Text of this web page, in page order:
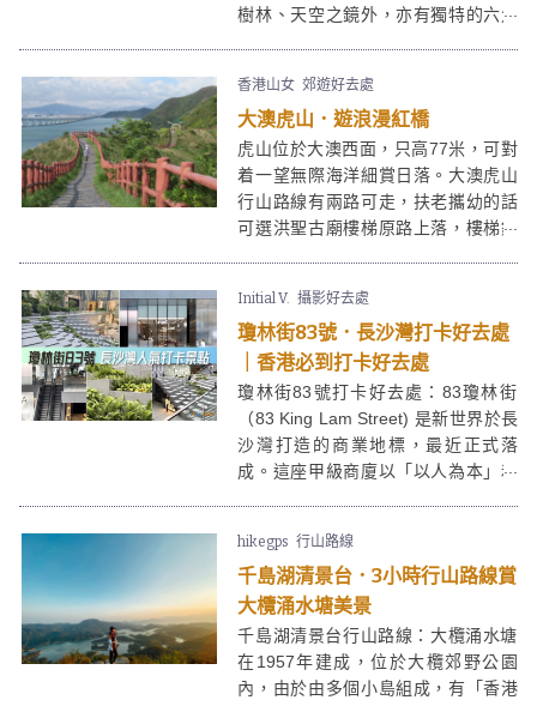
樹林、天空之鏡外，亦有獨特的六角
拍日落的熱選景點。而在下白泥旁邊
的鴨仔坑士多，裝修也是心思十足，
在這裏渡過一個黃昏絕對是「目不瑕
給」！
香港山女 郊遊好去處
大澳虎山．遊浪漫紅橋
虎山位於大澳西面，只高77米，可對
着一望無際海洋細賞日落。大澳虎山
行山路線有兩路可走，扶老攜幼的話
可選洪聖古廟樓梯原路上落，樓梯鋪
看到大澳另一角度的美。這裡真是個
合家歡好地方！
Initial V. 攝影好去處
瓊林街83號．長沙灣打卡好去處
｜香港必到打卡好去處
瓊林街83號打卡好去處：83瓊林街
（83 King Lam Street) 是新世界於長
沙灣打造的商業地標，最近正式落
成。這座甲級商廈以「以人為本」和
街83號由著名建築所 Rocco Design
Architects 設計，中庭設計為梯級式
園林廣場，更一躍成為2024必到打卡
去處。
hikegps 行山路線
千島湖清景台．3小時行山路線賞
大欖涌水塘美景
千島湖清景台行山路線：大欖涌水塘
在1957年建成，位於大欖郊野公園
內，由於由多個小島組成，有「香港